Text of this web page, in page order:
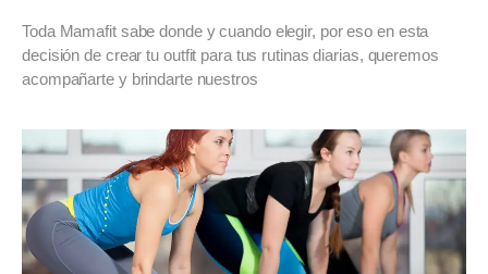
Toda Mamafit sabe donde y cuando elegir, por eso en esta
decisión de crear tu outfit para tus rutinas diarias, queremos
acompañarte y brindarte nuestros